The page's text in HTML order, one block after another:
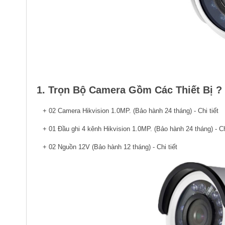
1. Trọn Bộ Camera Gồm Các Thiết Bị ?
+ 02 Camera Hikvision 1.0MP. (Bảo hành 24 tháng) - Chi tiết
+ 01 Đầu ghi 4 kênh Hikvision 1.0MP. (Bảo hành 24 tháng) -
+ 02 Nguồn 12V (Bảo hành 12 tháng) - Chi tiết